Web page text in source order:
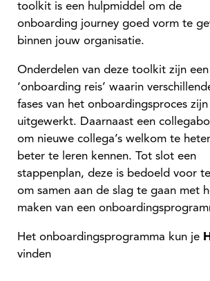
toolkit is een hulpmiddel om de
onboarding journey goed vorm te
binnen jouw organisatie.
Onderdelen van deze toolkit zijn een
‘onboarding reis’ waarin
fases van het onboardingsproces zijn
uitgewerkt. Daarnaast een
om nieuwe collega’s welkom te
beter te leren kennen. Tot slot een
stappenplan, deze is bedoeld voor
om samen aan de slag te gaan met
maken van een
Het onboardingsprogramma kun je
vinden